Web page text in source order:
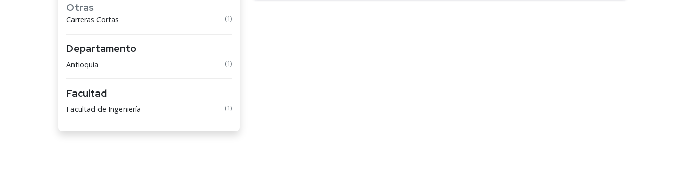
Otras
Carreras Cortas (1)
Departamento
Antioquia (1)
Facultad
Facultad de Ingeniería (1)